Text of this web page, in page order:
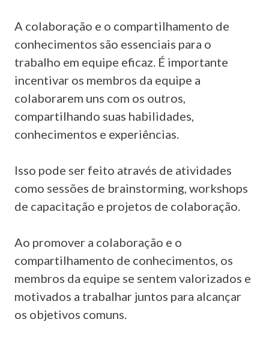
A colaboração e o compartilhamento de
conhecimentos são essenciais para o
trabalho em equipe eficaz. É importante
incentivar os membros da equipe a
colaborarem uns com os outros,
compartilhando suas habilidades,
conhecimentos e experiências.
Isso pode ser feito através de atividades
como sessões de brainstorming, workshops
de capacitação e projetos de colaboração.
Ao promover a colaboração e o
compartilhamento de conhecimentos, os
membros da equipe se sentem valorizados e
motivados a trabalhar juntos para alcançar
os objetivos comuns.